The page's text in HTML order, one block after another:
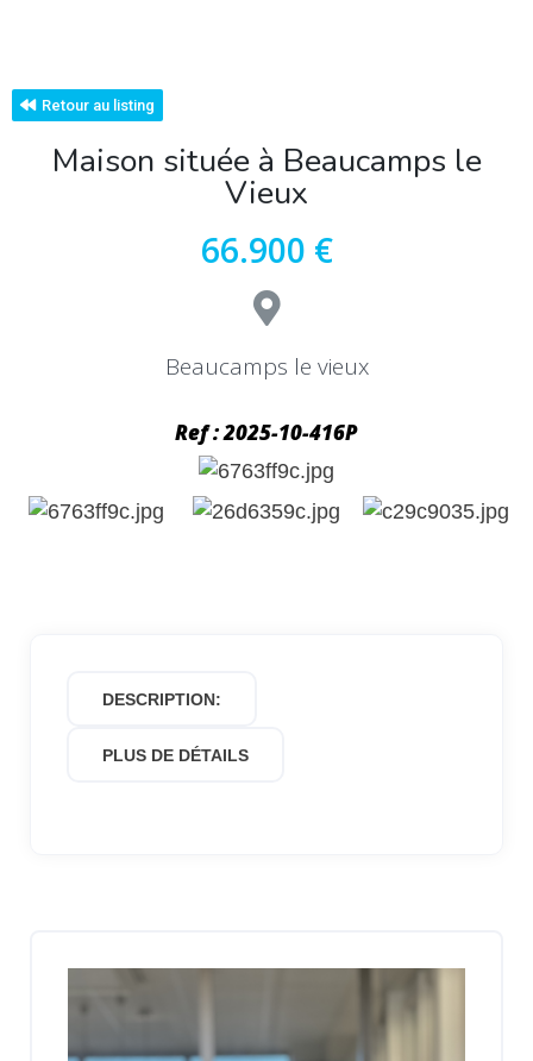
Retour au listing
Maison située à Beaucamps le
Vieux
66.900 €
Beaucamps le vieux
Ref : 2025-10-416P
DESCRIPTION:
PLUS DE DÉTAILS